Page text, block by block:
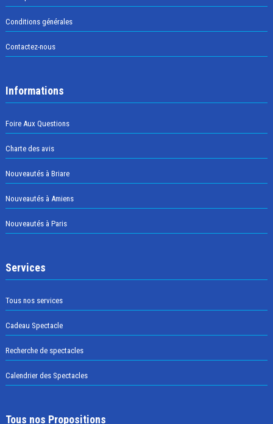
Conditions générales
Contactez-nous
Informations
Foire Aux Questions
Charte des avis
Nouveautés à Briare
Nouveautés à Amiens
Nouveautés à Paris
Services
Tous nos services
Cadeau Spectacle
Recherche de spectacles
Calendrier des Spectacles
Tous nos Propositions